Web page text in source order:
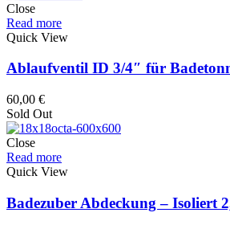
Close
Read more
Quick View
Ablaufventil ID 3/4″ für
60,00 €
Sold Out
Close
Read more
Quick View
Badezuber Abdeckung – Isoliert